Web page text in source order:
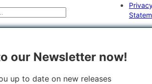
our Newsletter now!
up to date on new releases